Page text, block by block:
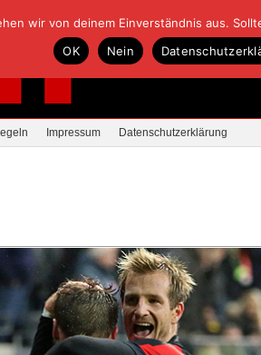
Impressum Datenschutzerklärung
wir von deinem Einverständnis aus.
OK
Nein